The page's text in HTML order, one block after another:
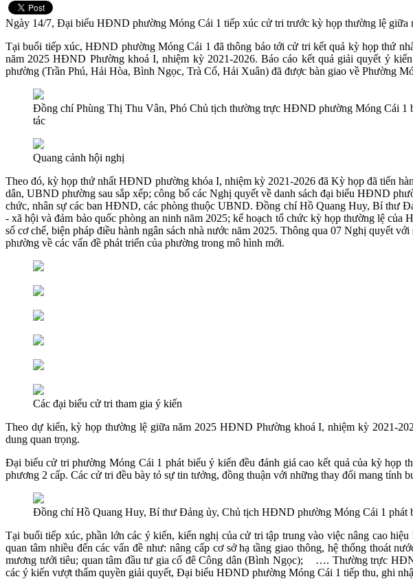
Ngày 14/7, Đại biểu HĐND phường Móng Cái 1 tiếp xúc cử tri trước kỳ họp thường lệ
Tại buổi tiếp xúc, HĐND phường Móng Cái 1 đã thông báo tới cử tri kết quả kỳ họp thứ
năm 2025 HĐND Phường khoá I, nhiệm kỳ 2021-2026. Báo cáo kết quả giải quyết ý
phường (Trần Phú, Hải Hòa, Bình Ngọc, Trà Cổ, Hải Xuân) đã được bàn giao về Phường
Đồng chí Phùng Thị Thu Vân, Phó Chủ tịch thường trực HĐND phường Móng Cái 1
tác
Quang cảnh hội nghị
Theo đó, kỳ họp thứ nhất HĐND phường khóa I, nhiệm kỳ 2021-2026 đã Kỳ họp đã tiến
dân, UBND phường sau sắp xếp; công bố các Nghị quyết về danh sách đại biểu HĐND
chức, nhân sự các ban HĐND, các phòng thuộc UBND. Đồng chí Hồ Quang Huy, Bí thư
- xã hội và đảm bảo quốc phòng an ninh năm 2025; kế hoạch tổ chức kỳ họp thường lệ
số cơ chế, biện pháp điều hành ngân sách nhà nước năm 2025. Thông qua 07 Nghị quyết
phường về các vấn đề phát triển của phường trong mô hình mới.
Các đại biểu cử tri tham gia ý kiến
Theo dự kiến, kỳ họp thường lệ giữa năm 2025 HĐND Phường khoá I, nhiệm kỳ 2021-
dung quan trọng.
Đại biểu cử tri phường Móng Cái 1 phát biểu ý kiến đều đánh giá cao kết quả của kỳ họp
phương 2 cấp. Các cử tri đều bày tỏ sự tin tưởng, đồng thuận với những thay đổi mang tính
Đồng chí Hồ Quang Huy, Bí thư Đảng ủy, Chủ tịch HĐND phường Móng Cái 1 phát
Tại buổi tiếp xúc, phần lớn các ý kiến, kiến nghị của cử tri tập trung vào việc nâng cao
quan tâm nhiều đến các vấn đề như: nâng cấp cơ sở hạ tầng giao thông, hệ thống thoát
mương tưới tiêu; quan tâm đầu tư gia cố đê Công dân (Bình Ngọc); …. Thường trực
các ý kiến vượt thẩm quyền giải quyết, Đại biểu HĐND phường Móng Cái 1 tiếp thu, ghi